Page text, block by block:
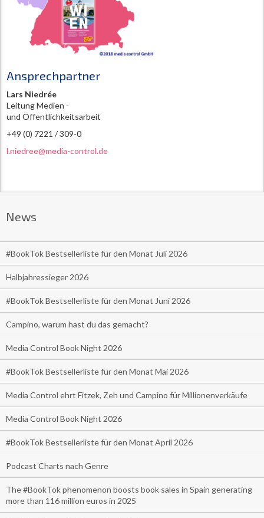
Ansprechpartner
Lars Niedrée
Leitung Medien -
und Öffentlichkeitsarbeit
+49 (0) 7221 / 309-0
l.niedree@media-control.de
News
#BookTok Bestsellerliste für den Monat Juli 2026
Halbjahressieger 2026
#BookTok Bestsellerliste für den Monat Juni 2026
Campino, warum hast du das gemacht?
Media Control Book Night 2026
#BookTok Bestsellerliste für den Monat Mai 2026
Media Control ehrt Fitzek, Zeh und Campino für Millionenverkäufe
Media Control Book Night 2026
#BookTok Bestsellerliste für den Monat April 2026
Podcast Charts nach Genre
The #BookTok phenomenon boosts book sales in Spain generating
more than 116 million euros in 2025